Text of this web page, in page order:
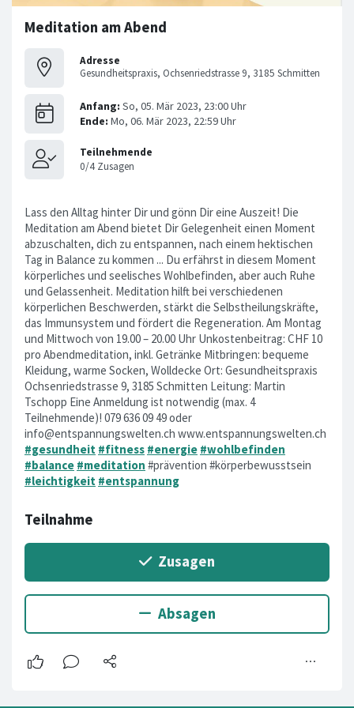
Meditation am Abend
Adresse
Gesundheitspraxis, Ochsenriedstrasse 9, 3185 Schmitten
Lass den Alltag hinter Dir und gönn Dir eine Auszeit! Die
Meditation am Abend bietet Dir Gelegenheit einen Moment
abzuschalten, dich zu entspannen, nach einem hektischen
Tag in Balance zu kommen ... Du erfährst in diesem Moment
körperliches und seelisches Wohlbefinden, aber auch Ruhe
und Gelassenheit. Meditation hilft bei verschiedenen
körperlichen Beschwerden, stärkt die Selbstheilungskräfte,
das Immunsystem und fördert die Regeneration. Am Montag
und Mittwoch von 19.00 – 20.00 Uhr Unkostenbeitrag: CHF 10
pro Abendmeditation, inkl. Getränke Mitbringen: bequeme
Kleidung, warme Socken, Wolldecke Ort: Gesundheitspraxis
Ochsenriedstrasse 9, 3185 Schmitten Leitung: Martin
Tschopp Eine Anmeldung ist notwendig (max. 4
Teilnehmende)! 079 636 09 49 oder
info@entspannungswelten.ch www.entspannungswelten.ch
#gesundheit #fitness #energie #wohlbefinden
#balance #meditation #prävention #körperbewusstsein
#leichtigkeit #entspannung